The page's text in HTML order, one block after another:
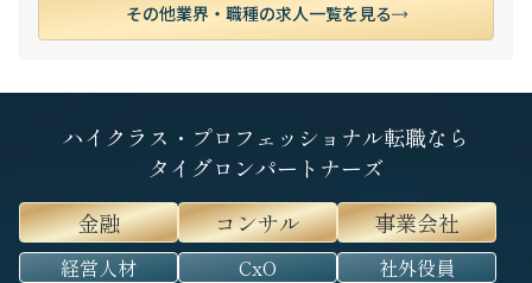
その他業界・職種の求人一覧を見る
ハイクラス・プロフェッショナル転職なら
タイグロンパートナーズ
金融
コンサル 事業会社
経営人材 CxO 社外役員